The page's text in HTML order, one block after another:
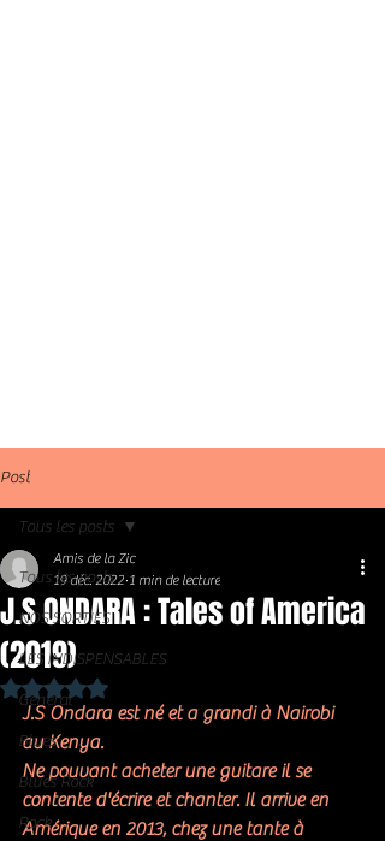
Post
Tous les posts
NOS SORTIES
LES INDISPENSABLES
Général
Blues
Blues Rock
Rock
Tous les posts
J.S ONDARA : Tales of America
(2019)
Amis de la Zic
19 déc. 2022 1 min de lecture
Noté NaN étoiles sur 5.
J.S Ondara est né et a grandi à Nairobi
au Kenya.
Ne pouvant acheter une guitare il se
contente d'écrire et chanter. Il arrive en
Amérique en 2013, chez une tante à